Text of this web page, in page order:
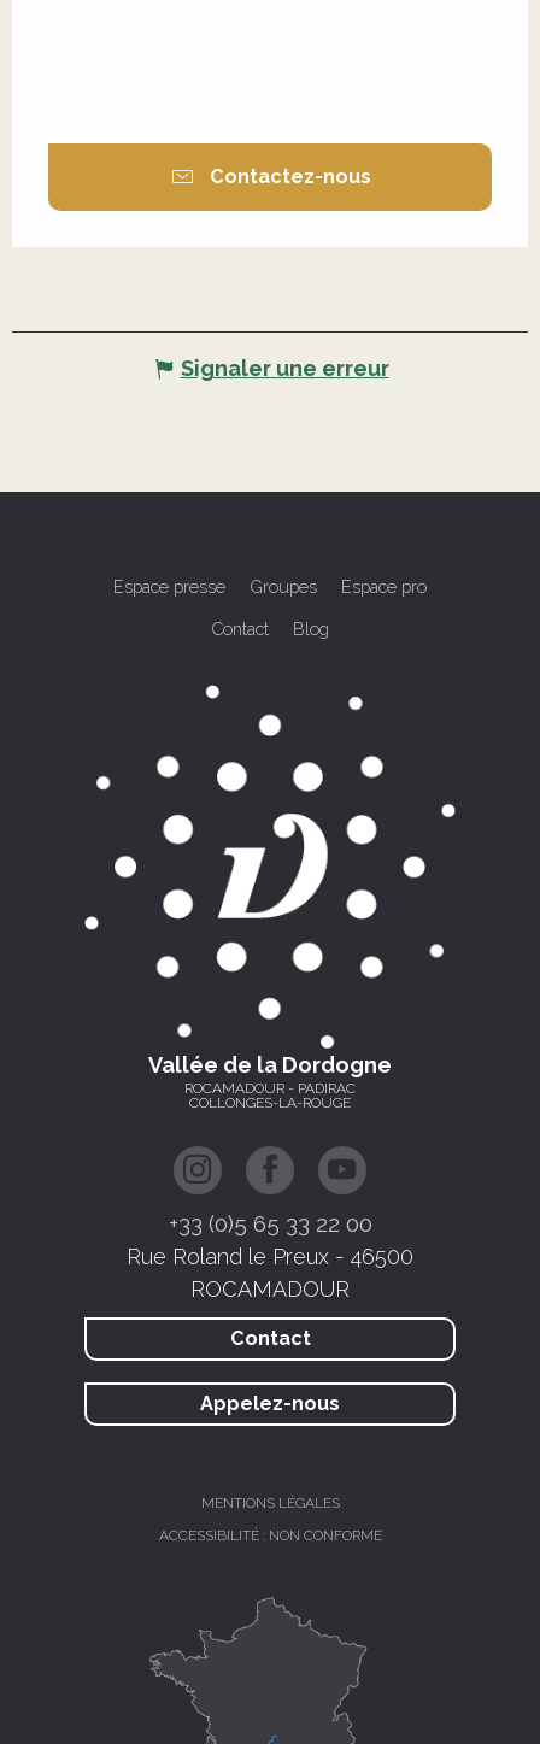
Contactez-nous
Signaler une erreur
Espace presse Groupes Espace pro
Contact Blog
Vallée de la Dordogne
ROCAMADOUR - PADIRAC
COLLONGES-LA-ROUGE
+33 (0)5 65 33 22 00
Rue Roland le Preux - 46500
ROCAMADOUR
Contact
Appelez-nous
MENTIONS LÉGALES
ACCESSIBILITÉ : NON CONFORME